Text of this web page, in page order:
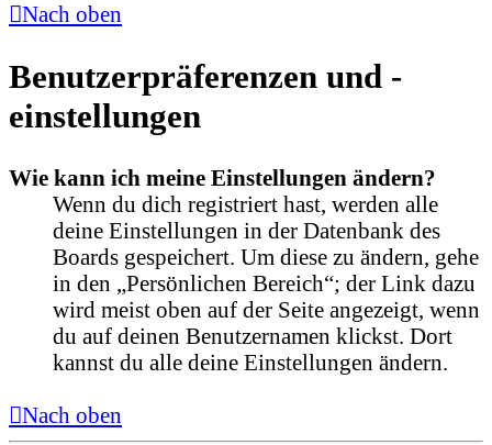
Nach oben
Benutzerpräferenzen und -
einstellungen
Wie kann ich meine Einstellungen ändern?
Wenn du dich registriert hast, werden alle
deine Einstellungen in der Datenbank des
Boards gespeichert. Um diese zu ändern, gehe
in den „Persönlichen Bereich“; der Link dazu
wird meist oben auf der Seite angezeigt, wenn
du auf deinen Benutzernamen klickst. Dort
kannst du alle deine Einstellungen ändern.
Nach oben